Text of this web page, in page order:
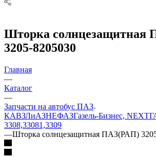
Шторка солнцезащитная
3205-8205030
Главная
—
Каталог
—
Запчасти на автобус ПАЗ
КАВЗЛиАЗНЕФАЗГазель-Бизнес, NEXT
3308,33081,3309
—Шторка солнцезащитная ПАЗ(РАП)